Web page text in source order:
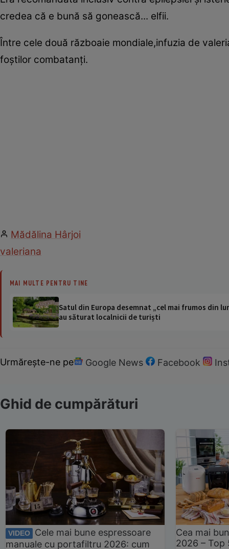
credea că e bună să gonească... elfii.
Între cele două războaie mondiale,infuzia de
foştilor combatanţi.
Mădălina Hârjoi
valeriana
MAI MULTE PENTRU TINE
Satul din Europa desemnat „cel mai frumos din
au săturat localnicii de turiști
Urmărește-ne pe Google News Facebook
Ghid de cumpărături
VIDEO
Cele mai bune espressoare
manuale cu portafiltru 2026: cum
Cea mai
2026 –